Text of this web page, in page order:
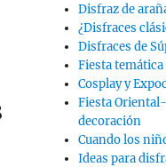
Disfraz de
¿Disfraces
Disfraces de
Fiesta
Cosplay y
Fiesta
decoración
Cuando los
Ideas para